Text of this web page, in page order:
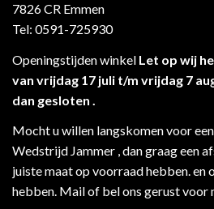
7826 CR Emmen
Tel: 0591-725930
Openingstijden winkel Let op wij
van vrijdag 17 juli t/m vrijdag 7
dan gesloten .
Mocht u willen langskomen voor
Wedstrijd Jammer , dan graag een
juiste maat op voorraad hebben. en
hebben. Mail of bel ons gerust voor